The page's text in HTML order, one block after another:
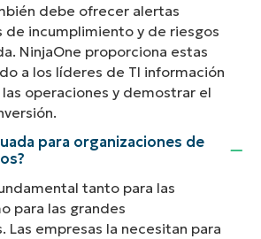
debe ofrecer alertas
de incumplimiento y de riesgos
NinjaOne proporciona estas
a los líderes de TI información
operaciones y demostrar el
para organizaciones de
tanto para las
para las grandes
Las empresas la necesitan para